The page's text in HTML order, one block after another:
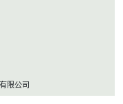
限公司